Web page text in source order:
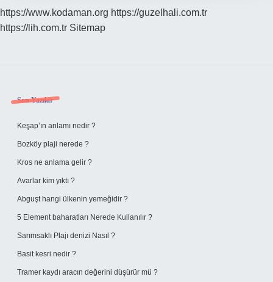
https://www.kodaman.org https://guzelhali.com.tr
https://lih.com.tr Sitemap
Sidebar
Son Yazılar
Keşap’ın anlamı nedir ?
Bozköy plaji nerede ?
Kros ne anlama gelir ?
Avarlar kim yıktı ?
Abguşt hangi ülkenin yemeğidir ?
5 Element baharatları Nerede Kullanılır ?
Sarımsaklı Plajı denizi Nasıl ?
Basit kesri nedir ?
Tramer kaydı aracın değerini düşürür mü ?